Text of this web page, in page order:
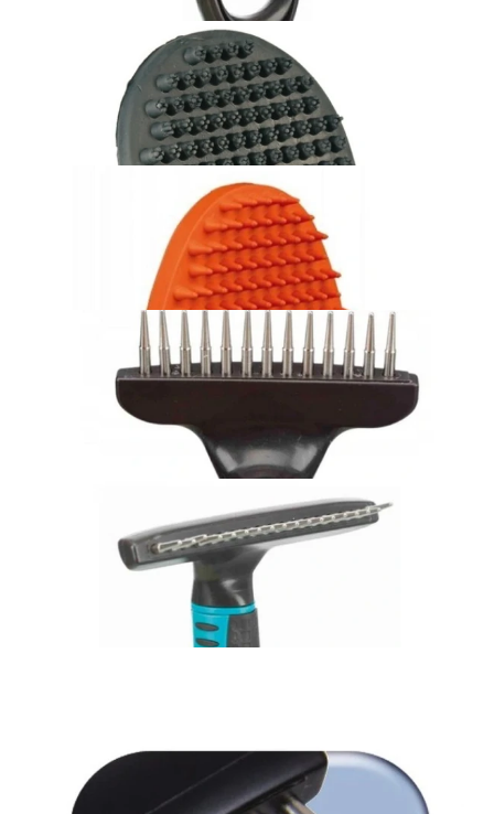
77,00 zł
Dodaj do koszyka
TRIXIE Filcak zgrzebło dla małych psów 19cm
63,00 zł
Dodaj do koszyka
TRIXIE zgrzebło gumowe poczwórne do masażu dla psa
34,00 zł
Dodaj do koszyka
TRIXIE zgrzebło gumowe zwykłe do masażu dla psa
31,00 zł
TRIXIE Zgrzebło kołtuny podszerstek długi włos 15X11cm dla
psa/kota
44,00 zł
długowłosego 7x14cm
43,00 zł